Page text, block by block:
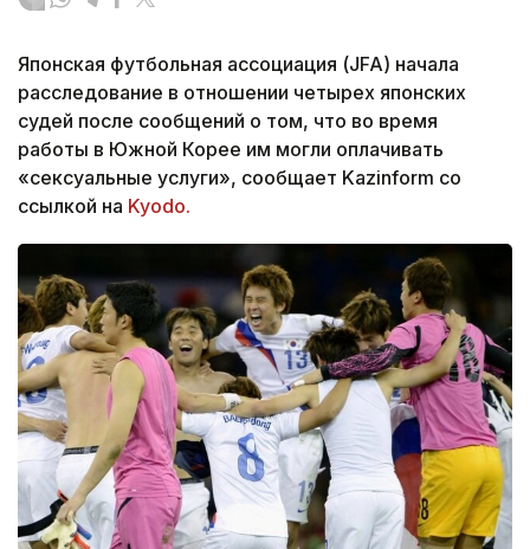
Японская футбольная ассоциация (JFA) начала
расследование в отношении четырех японских
судей после сообщений о том, что во время
работы в Южной Корее им могли оплачивать
«сексуальные услуги», сообщает Kazinform со
ссылкой на Kyodo.